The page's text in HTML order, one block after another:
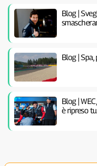
Blog |
Blog |
Blog |
è ripreso